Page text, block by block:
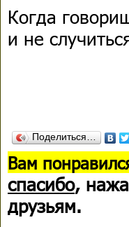
Когда
и не
Поделиться…
Вам
спасибо,
друзьям.